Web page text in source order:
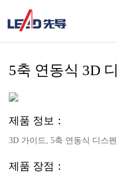
5축 연동식 3D
제품 정보：
3D 가이드, 5축 연동식 디스
제품 장점：